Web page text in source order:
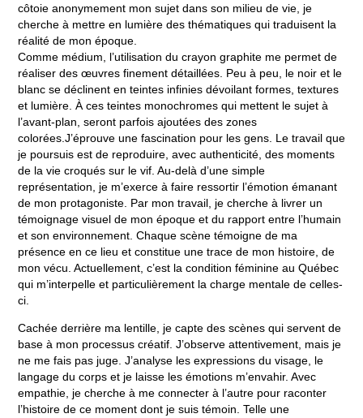
côtoie anonymement mon sujet dans son milieu de vie, je
cherche à mettre en lumière des thématiques qui traduisent la
réalité de mon époque.
Comme médium, l’utilisation du crayon graphite me permet de
réaliser des œuvres finement détaillées. Peu à peu, le noir et le
blanc se déclinent en teintes infinies dévoilant formes, textures
et lumière. À ces teintes monochromes qui mettent le sujet à
l’avant-plan, seront parfois ajoutées des zones
colorées.J’éprouve une fascination pour les gens. Le travail que
je poursuis est de reproduire, avec authenticité, des moments
de la vie croqués sur le vif. Au-delà d’une simple
représentation, je m’exerce à faire ressortir l’émotion émanant
de mon protagoniste. Par mon travail, je cherche à livrer un
témoignage visuel de mon époque et du rapport entre l’humain
et son environnement. Chaque scène témoigne de ma
présence en ce lieu et constitue une trace de mon histoire, de
mon vécu. Actuellement, c’est la condition féminine au Québec
qui m’interpelle et particulièrement la charge mentale de celles-
ci.
Cachée derrière ma lentille, je capte des scènes qui servent de
base à mon processus créatif. J’observe attentivement, mais je
ne me fais pas juge. J’analyse les expressions du visage, le
langage du corps et je laisse les émotions m’envahir. Avec
empathie, je cherche à me connecter à l’autre pour raconter
l’histoire de ce moment dont je suis témoin. Telle une